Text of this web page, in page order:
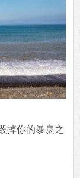
掉你的暴戾之